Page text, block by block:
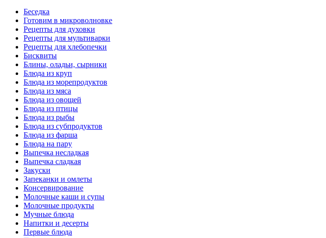
Беседка
Готовим в микроволновке
Рецепты для духовки
Рецепты для мультиварки
Рецепты для хлебопечки
Бисквиты
Блины, оладьи, сырники
Блюда из круп
Блюда из морепродуктов
Блюда из мяса
Блюда из овощей
Блюда из птицы
Блюда из рыбы
Блюда из субпродуктов
Блюда из фарша
Блюда на пару
Выпечка несладкая
Выпечка сладкая
Закуски
Запеканки и омлеты
Консервирование
Молочные каши и супы
Молочные продукты
Мучные блюда
Напитки и десерты
Первые блюда